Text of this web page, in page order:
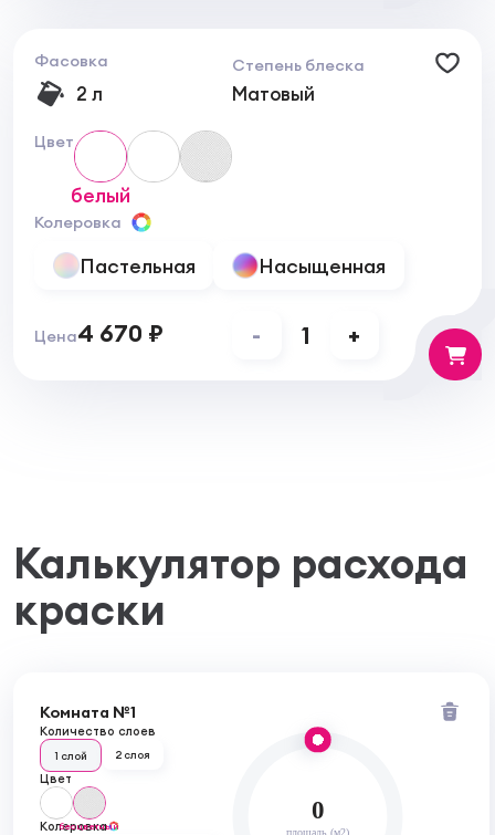
Фасовка
2 л
Степень блеска
Матовый
Цвет
белый
Колеровка
Пастельная Насыщенная
Цена4 670 ₽ - 1 +
Калькулятор расхода
краски
Комната №1
Количество слоев
1 слой 2 слоя
Цвет
бесцветный
Колеровка
0
площадь (м2)